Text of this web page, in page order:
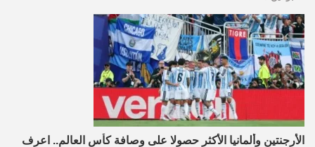
الأرجنتين وألمانيا الأكثر حصولا على وصافة كأس العالم.. اعرف